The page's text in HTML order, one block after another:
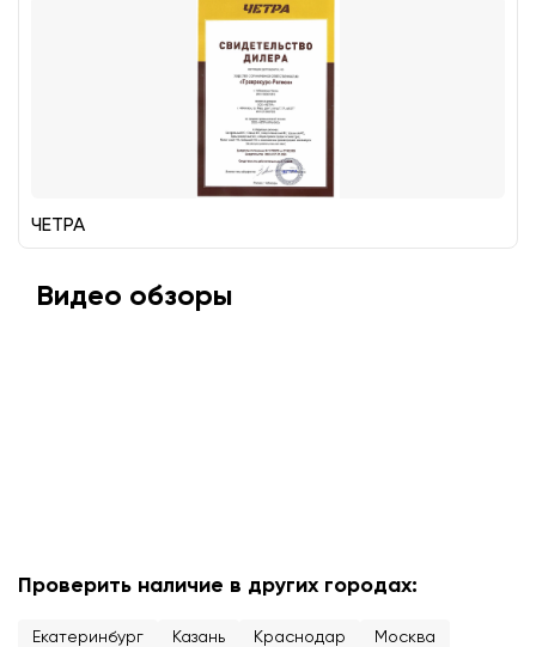
ЧЕТРА
Видео обзоры
Проверить наличие в других городах:
Екатеринбург Казань Краснодар
Москва